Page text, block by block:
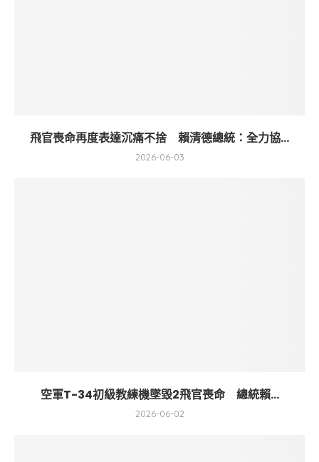
飛官喪命再度表達沉痛不捨 賴清德總統：全力協...
2026-06-03
空軍T-34初級教練機墜毀2飛官喪命 總統賴...
2026-06-02